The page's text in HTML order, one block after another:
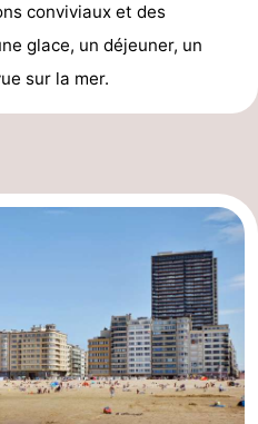
conviviaux et des
glace, un déjeuner, un
sur la mer.